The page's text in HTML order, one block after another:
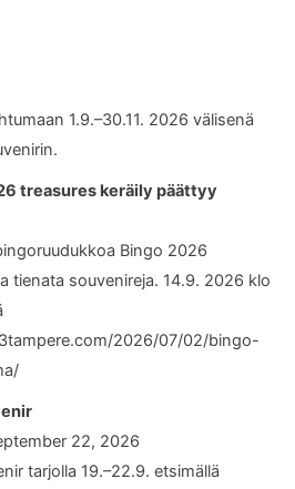
1.9.–30.11. 2026 välisenä
treasures keräily päättyy
Bingo 2026
tienata souvenireja. 14.9. 2026 klo
2026/07/02/bingo-
22, 2026
tarjolla 19.–22.9. etsimällä